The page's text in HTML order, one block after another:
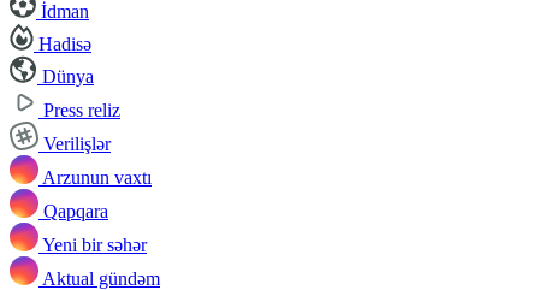
İdman
Hadisə
Dünya
Press reliz
Verilişlər
Arzunun vaxtı
Qapqara
Yeni bir səhər
Aktual gündəm